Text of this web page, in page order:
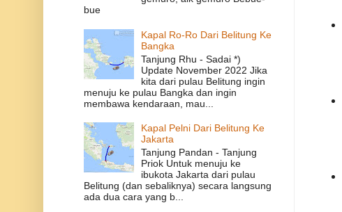
bue
Kapal Ro-Ro Dari Belitung Ke
Bangka
Tanjung Rhu - Sadai *)
Update November 2022 Jika
kita dari pulau Belitung ingin
menuju ke pulau Bangka dan ingin
membawa kendaraan, mau...
Kapal Pelni Dari Belitung Ke
Jakarta
Tanjung Pandan - Tanjung
Priok Untuk menuju ke
ibukota Jakarta dari pulau
Belitung (dan sebaliknya) secara langsung
ada dua cara yang b...